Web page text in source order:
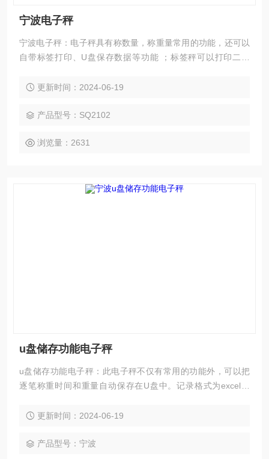
宁波电子秤
宁波电子秤：电子秤具有称数量，称重量常用的功能，还可以
自带标签打印、U盘保存数据等功能 ；标签秤可以打印二维
由添加，仓库可以扫描二维码，统计每天入库数据，本公司提
报警电子秤，各种规格地磅。
更新时间：2024-06-19
产品型号：SQ2102
浏览量：2631
u盘储存功能电子秤
u盘储存功能电子秤：此电子秤不仅有常用的功能外，可以把
逐笔称重时间和重量自动保存在U盘中。记录格式为excel文
量在电子秤U盘中。
更新时间：2024-06-19
产品型号：宁波